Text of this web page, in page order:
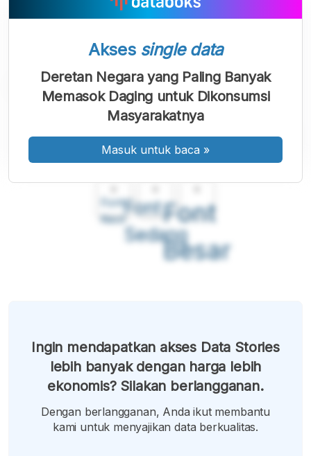
Font
Kecil
Font
Sedang
Font
Besar
Akses single data
Deretan Negara yang Paling Banyak
Memasok Daging untuk Dikonsumsi
Masyarakatnya
Masuk untuk baca »
Ingin mendapatkan akses Data Stories
lebih banyak dengan harga lebih
ekonomis? Silakan berlangganan.
Dengan berlangganan, Anda ikut membantu
kami untuk menyajikan data berkualitas.